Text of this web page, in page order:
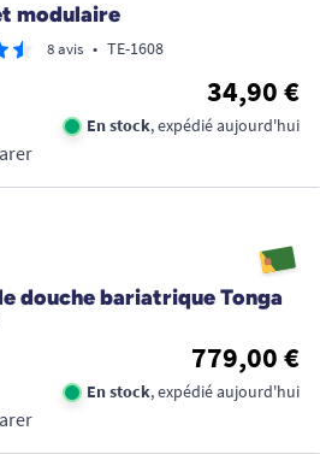
modulaire
8 avis • TE-1608
34,90 €
En stock, expédié aujourd'hui
douche bariatrique Tonga
779,00 €
En stock, expédié aujourd'hui